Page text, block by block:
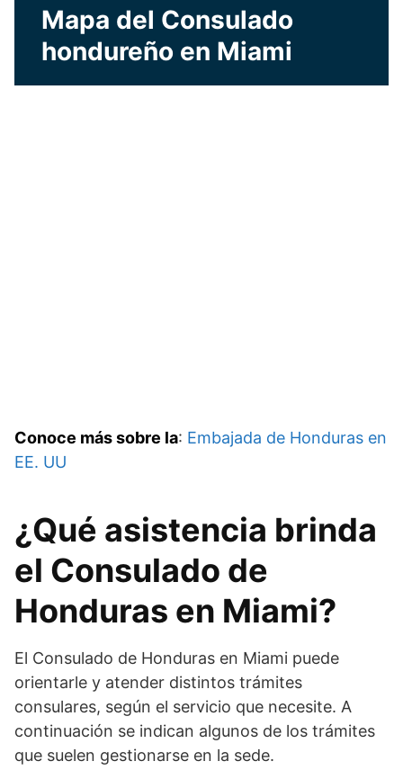
Mapa del Consulado
hondureño en Miami
Conoce más sobre la: Embajada de Honduras en
EE. UU
¿Qué asistencia brinda
el Consulado de
Honduras en Miami?
El Consulado de Honduras en Miami puede
orientarle y atender distintos trámites
consulares, según el servicio que necesite. A
continuación se indican algunos de los trámites
que suelen gestionarse en la sede.